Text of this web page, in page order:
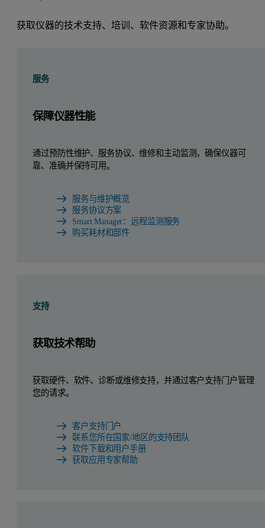
获取仪器的技术支持、培训、软件资源和专家协助。
服务
保障仪器性能
通过预防性维护、服务协议、维修和主动监测，确保仪器可
靠、准确并保持可用。
服务与维护概览
服务协议方案
Smart Manager：远程监测服务
购买耗材和部件
支持
获取技术帮助
获取硬件、软件、诊断或维修支持，并通过客户支持门户管理
您的请求。
客户支持门户
联系您所在国家/地区的支持团队
软件下载和用户手册
获取应用专家帮助